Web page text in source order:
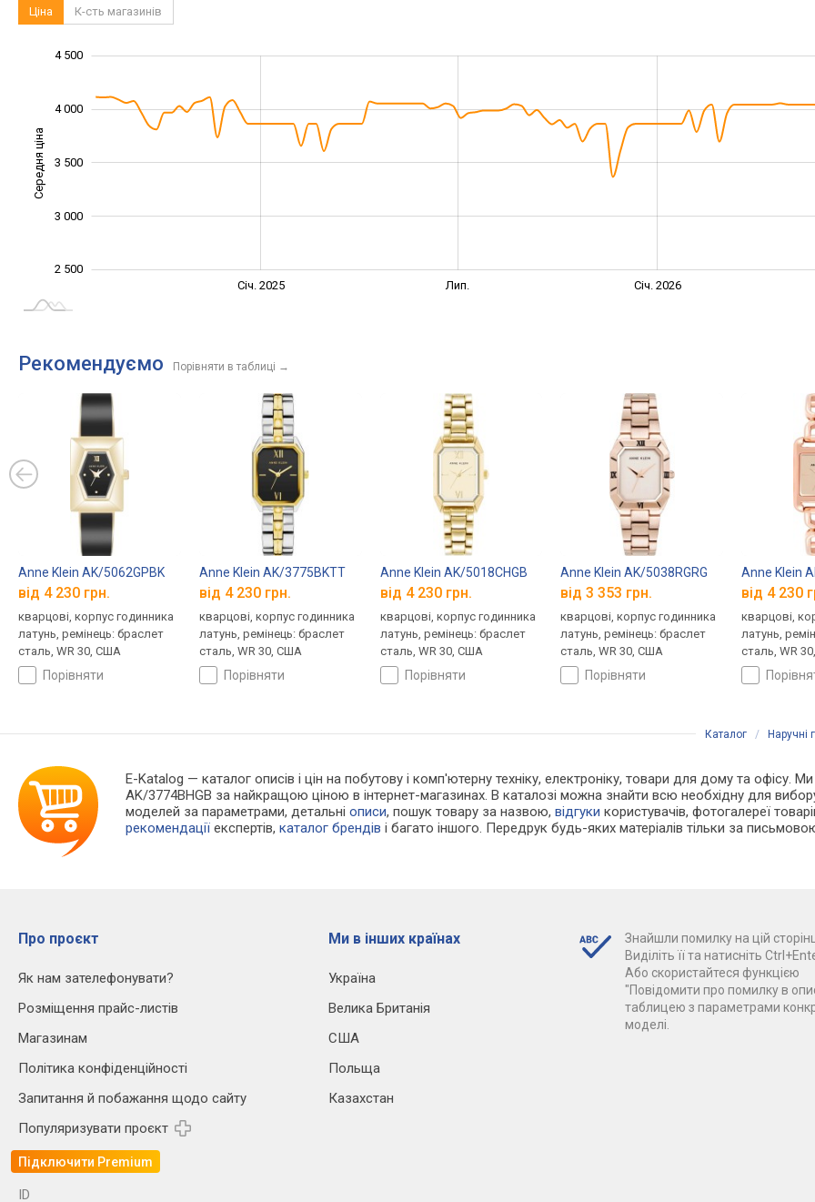
Ціна К-сть магазинів
Середня ціна 2 800
3 000
4 500
4 000
3 500
2 500
Січ. 2025 Лип. Січ. 2026
Рекомендуємо Порівняти в таблиці →
Anne Klein AK/5062GPBK
від 4 230 грн.
кварцові, корпус годинника
латунь, ремінець: браслет
сталь, WR 30, США
порівняти
Anne Klein AK/3775BKTT
від 4 230 грн.
кварцові, корпус годинника
латунь, ремінець: браслет
сталь, WR 30, США
порівняти
Anne Klein AK/5018CHGB
від 4 230 грн.
кварцові, корпус годинника
латунь, ремінець: браслет
сталь, WR 30, США
порівняти
Anne Klein AK/5038RGRG
від 3 353 грн.
кварцові, корпус годинника
латунь, ремінець: браслет
сталь, WR 30, США
порівняти
Anne Klein
від 4 230
кварцові,
латунь,
сталь, WR
Каталог / Наручні
E-Katalog — каталог описів і цін на побутову і комп'ютерну техніку, електроніку, товари для дому та офісу.
AK/3774BHGB за найкращою ціною в інтернет-магазинах. В каталозі можна знайти всю необхідну для
моделей за параметрами, детальніописи, пошук товару за назвою,відгуки користувачів, фотогалереї
рекомендації експертів,каталог брендів і багато іншого. Передрук будь-яких матеріалів тільки за
Про проєкт
Як нам зателефонувати?
Розміщення прайс-листів
Магазинам
Політика конфіденційності
Запитання й побажання щодо сайту
Популяризувати проєкт
Підключити Premium
Ми в інших країнах
Україна
Велика Британія
США
Польща
Казахстан
Знайшли помилку на цій
Виділіть її та натисніть
Або скористайтеся функцією
"Повідомити про помилку в
таблицею з параметрами
моделі.
ID